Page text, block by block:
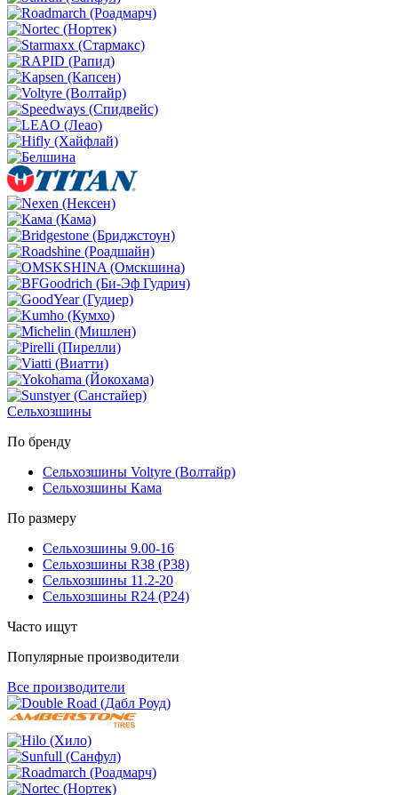
Сельхозшины
По бренду
Сельхозшины Voltyre (Волтайр)
Сельхозшины Кама
По размеру
Сельхозшины 9.00-16
Сельхозшины R38 (Р38)
Сельхозшины 11.2-20
Сельхозшины R24 (Р24)
Часто ищут
Популярные производители
Все производители